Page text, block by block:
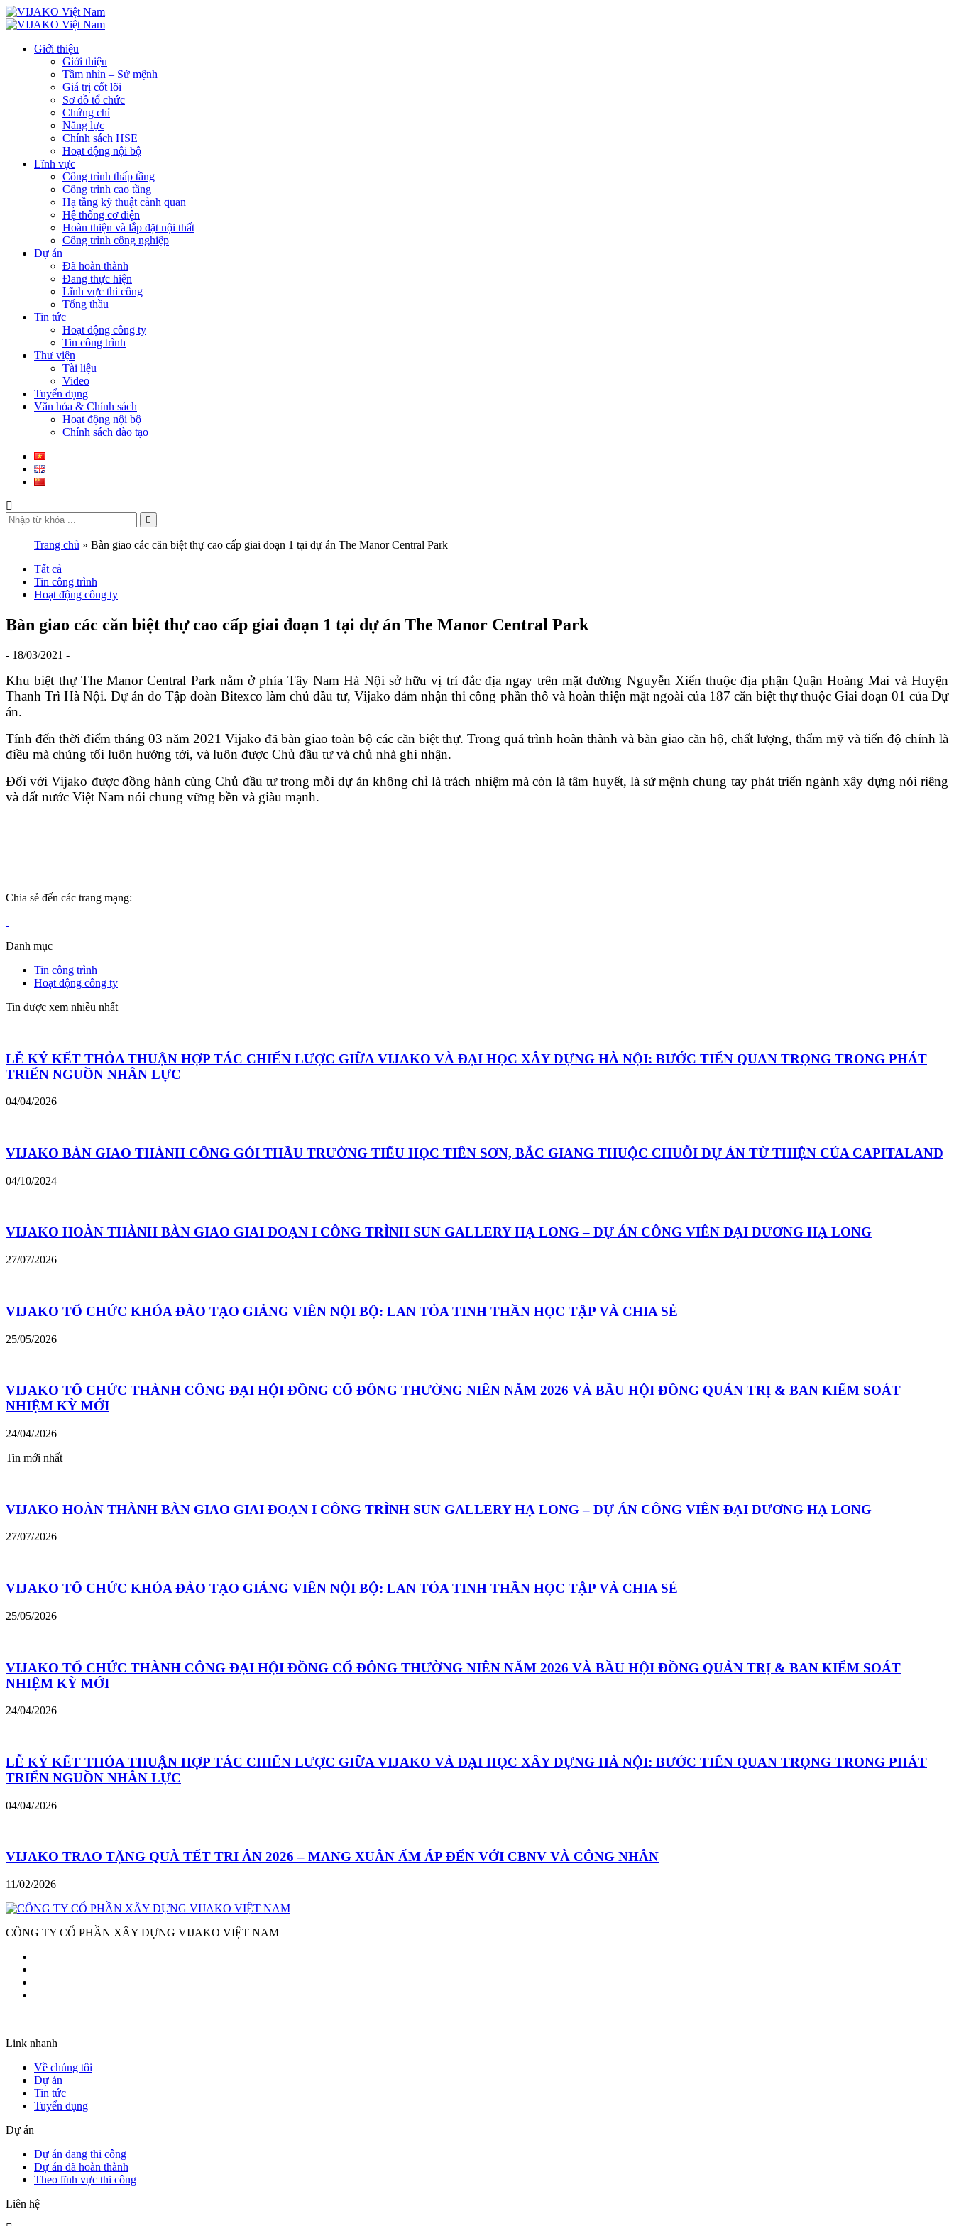
Giới thiệu
Giới thiệu
Tầm nhìn – Sứ mệnh
Giá trị cốt lõi
Sơ đồ tổ chức
Chứng chỉ
Năng lực
Chính sách HSE
Hoạt động nội bộ
Lĩnh vực
Công trình thấp tầng
Công trình cao tầng
Hạ tầng kỹ thuật cảnh quan
Hệ thống cơ điện
Hoàn thiện và lắp đặt nội thất
Công trình công nghiệp
Dự án
Đã hoàn thành
Đang thực hiện
Lĩnh vực thi công
Tổng thầu
Tin tức
Hoạt động công ty
Tin công trình
Thư viện
Tài liệu
Video
Tuyển dụng
Văn hóa & Chính sách
Hoạt động nội bộ
Chính sách đào tạo
Trang chủ » Bàn giao các căn biệt thự cao cấp giai đoạn 1 tại dự án The Manor Central Park
Tất cả
Tin công trình
Hoạt động công ty
Bàn giao các căn biệt thự cao cấp giai đoạn 1 tại dự án The Manor Central Park
- 18/03/2021 -
Khu biệt thự The Manor Central Park nằm ở phía Tây Nam Hà Nội sở hữu vị trí đắc địa ngay trên mặt đường Nguyễn Xiển thuộc địa phận Quận Hoàng Mai và Huyện
Thanh Trì Hà Nội. Dự án do Tập đoàn Bitexco làm chủ đầu tư, Vijako đảm nhận thi công phần thô và hoàn thiện mặt ngoài của 187 căn biệt thự thuộc Giai đoạn 01 của Dự
án.
Tính đến thời điểm tháng 03 năm 2021 Vijako đã bàn giao toàn bộ các căn biệt thự. Trong quá trình hoàn thành và bàn giao căn hộ, chất lượng, thẩm mỹ và tiến độ chính là
điều mà chúng tối luôn hướng tới, và luôn được Chủ đầu tư và chủ nhà ghi nhận.
Đối với Vijako được đồng hành cùng Chủ đầu tư trong mỗi dự án không chỉ là trách nhiệm mà còn là tâm huyết, là sứ mệnh chung tay phát triển ngành xây dựng nói riêng
và đất nước Việt Nam nói chung vững bền và giàu mạnh.
Chia sẻ đến các trang mạng:
Danh mục
Tin công trình
Hoạt động công ty
Tin được xem nhiều nhất
LỄ KÝ KẾT THỎA THUẬN HỢP TÁC CHIẾN LƯỢC GIỮA VIJAKO VÀ ĐẠI HỌC XÂY DỰNG HÀ NỘI: BƯỚC TIẾN QUAN TRỌNG TRONG PHÁT
TRIỂN NGUỒN NHÂN LỰC
04/04/2026
VIJAKO BÀN GIAO THÀNH CÔNG GÓI THẦU TRƯỜNG TIỂU HỌC TIÊN SƠN, BẮC GIANG THUỘC CHUỖI DỰ ÁN TỪ THIỆN CỦA CAPITALAND
04/10/2024
VIJAKO HOÀN THÀNH BÀN GIAO GIAI ĐOẠN I CÔNG TRÌNH SUN GALLERY HẠ LONG – DỰ ÁN CÔNG VIÊN ĐẠI DƯƠNG HẠ LONG
27/07/2026
VIJAKO TỔ CHỨC KHÓA ĐÀO TẠO GIẢNG VIÊN NỘI BỘ: LAN TỎA TINH THẦN HỌC TẬP VÀ CHIA SẺ
25/05/2026
VIJAKO TỔ CHỨC THÀNH CÔNG ĐẠI HỘI ĐỒNG CỔ ĐÔNG THƯỜNG NIÊN NĂM 2026 VÀ BẦU HỘI ĐỒNG QUẢN TRỊ & BAN KIỂM SOÁT
NHIỆM KỲ MỚI
24/04/2026
Tin mới nhất
VIJAKO HOÀN THÀNH BÀN GIAO GIAI ĐOẠN I CÔNG TRÌNH SUN GALLERY HẠ LONG – DỰ ÁN CÔNG VIÊN ĐẠI DƯƠNG HẠ LONG
27/07/2026
VIJAKO TỔ CHỨC KHÓA ĐÀO TẠO GIẢNG VIÊN NỘI BỘ: LAN TỎA TINH THẦN HỌC TẬP VÀ CHIA SẺ
25/05/2026
VIJAKO TỔ CHỨC THÀNH CÔNG ĐẠI HỘI ĐỒNG CỔ ĐÔNG THƯỜNG NIÊN NĂM 2026 VÀ BẦU HỘI ĐỒNG QUẢN TRỊ & BAN KIỂM SOÁT
NHIỆM KỲ MỚI
24/04/2026
LỄ KÝ KẾT THỎA THUẬN HỢP TÁC CHIẾN LƯỢC GIỮA VIJAKO VÀ ĐẠI HỌC XÂY DỰNG HÀ NỘI: BƯỚC TIẾN QUAN TRỌNG TRONG PHÁT
TRIỂN NGUỒN NHÂN LỰC
04/04/2026
VIJAKO TRAO TẶNG QUÀ TẾT TRI ÂN 2026 – MANG XUÂN ẤM ÁP ĐẾN VỚI CBNV VÀ CÔNG NHÂN
11/02/2026
CÔNG TY CỔ PHẦN XÂY DỰNG VIJAKO VIỆT NAM
Link nhanh
Về chúng tôi
Dự án
Tin tức
Tuyển dụng
Dự án
Dự án đang thi công
Dự án đã hoàn thành
Theo lĩnh vực thi công
Liên hệ